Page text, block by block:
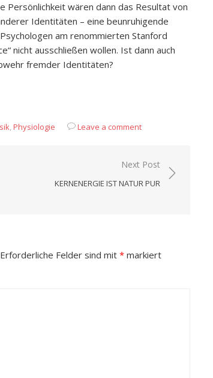
wären dann das Resultat von
Identitäten – eine beunruhigende
am renommierten Stanford
nicht ausschließen wollen. Ist dann auch
fremder Identitäten?
,Physiologie Leave a comment
Next Post
KERNENERGIE IST NATUR PUR
Erforderliche Felder sind mit * markiert